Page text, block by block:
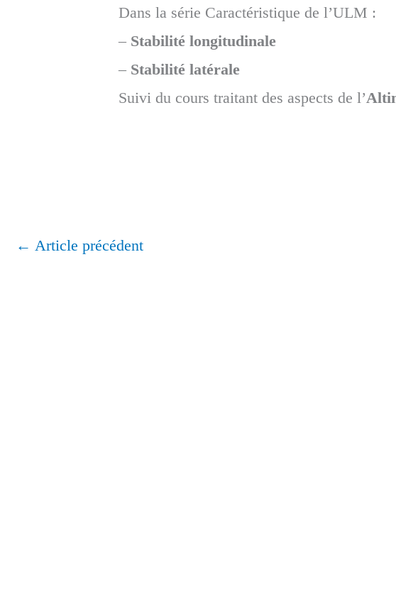
Dans la série Caractéristique de l’ULM :
– Stabilité longitudinale
– Stabilité latérale
Suivi du cours traitant des aspects de l’
← Article précédent